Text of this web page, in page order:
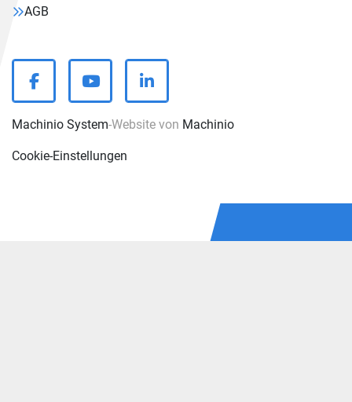
AGB
facebookyoutubelinkedin
Machinio System-Website von Machinio
Cookie-Einstellungen